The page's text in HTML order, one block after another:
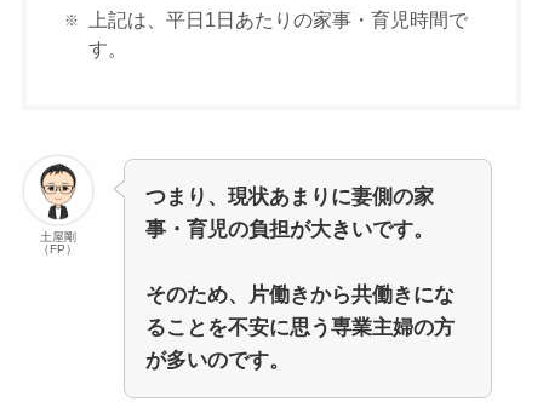
上記は、平日1日あたりの家事・育児時間で
す。
土屋剛
（FP）
つまり、現状あまりに妻側の家
事・育児の負担が大きいです。
そのため、片働きから共働きにな
ることを不安に思う専業主婦の方
が多いのです。